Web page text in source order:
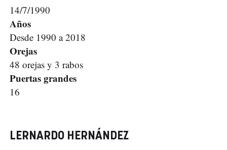
14/7/1990
Años
Desde 1990 a 2018
Orejas
48 orejas y 3 rabos
Puertas grandes
16
LERNARDO HERNÁNDEZ